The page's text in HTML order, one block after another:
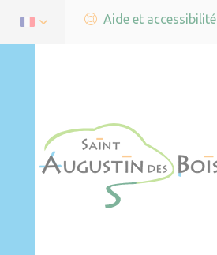
Aide et accessibilité